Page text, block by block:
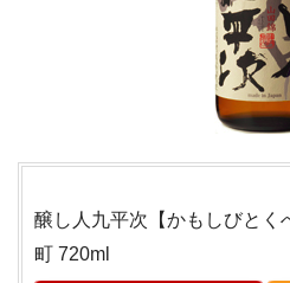
醸し人九平次【かもしびと
町 720ml